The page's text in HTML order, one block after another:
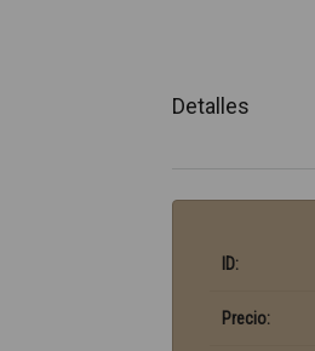
Detalles
ID:
Precio: